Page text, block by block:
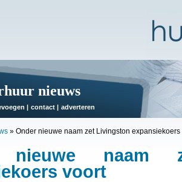
nieuws
| contact | adverteren
» Onder nieuwe naam zet Livingston expansiekoers
nieuwe naam
voort